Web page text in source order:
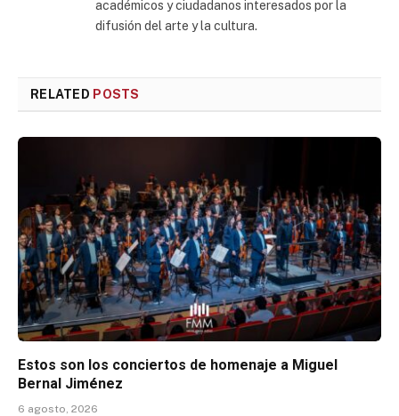
académicos y ciudadanos interesados por la
difusión del arte y la cultura.
RELATED POSTS
Estos son los conciertos de homenaje a Miguel
Bernal Jiménez
6 agosto, 2026